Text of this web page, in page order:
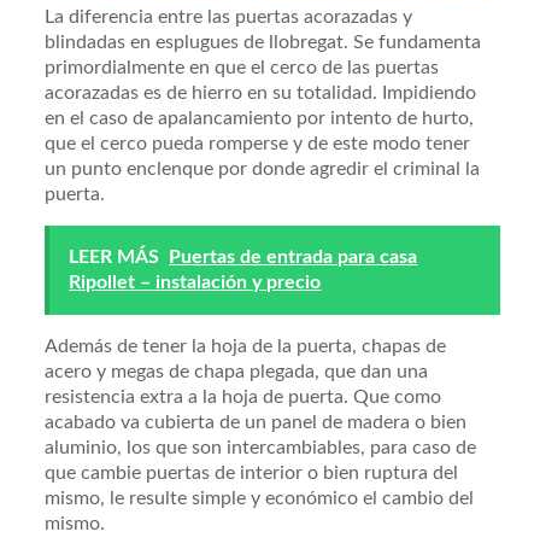
La diferencia entre las puertas acorazadas y
blindadas en esplugues de llobregat. Se fundamenta
primordialmente en que el cerco de las puertas
acorazadas es de hierro en su totalidad. Impidiendo
en el caso de apalancamiento por intento de hurto,
que el cerco pueda romperse y de este modo tener
un punto enclenque por donde agredir el criminal la
puerta.
LEER MÁS
Puertas de entrada para casa
Ripollet – instalación y precio
Además de tener la hoja de la puerta, chapas de
acero y megas de chapa plegada, que dan una
resistencia extra a la hoja de puerta. Que como
acabado va cubierta de un panel de madera o bien
aluminio, los que son intercambiables, para caso de
que cambie puertas de interior o bien ruptura del
mismo, le resulte simple y económico el cambio del
mismo.